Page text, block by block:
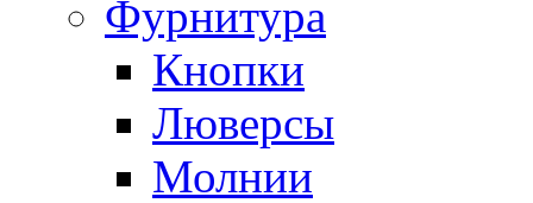
Фурнитура
Кнопки
Люверсы
Молнии